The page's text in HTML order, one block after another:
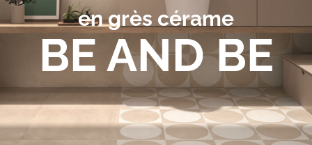
en grès cérame
BE AND BE